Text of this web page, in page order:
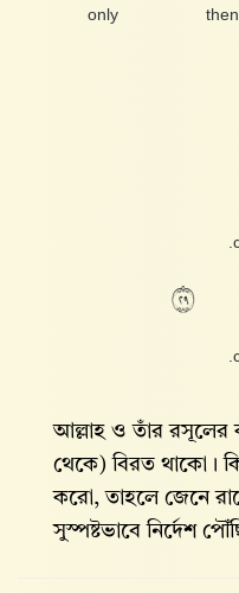
only
٩٢
আল্লাহ ও তাঁর রসূলের
থেকে) বিরত থাকো।
করো, তাহলে জেনে
সুস্পষ্টভাবে নির্দেশ